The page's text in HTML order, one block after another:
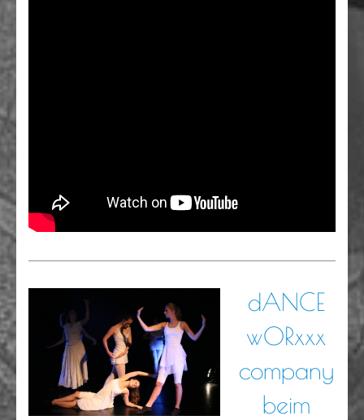
dANCE
wORxxx
company
beim